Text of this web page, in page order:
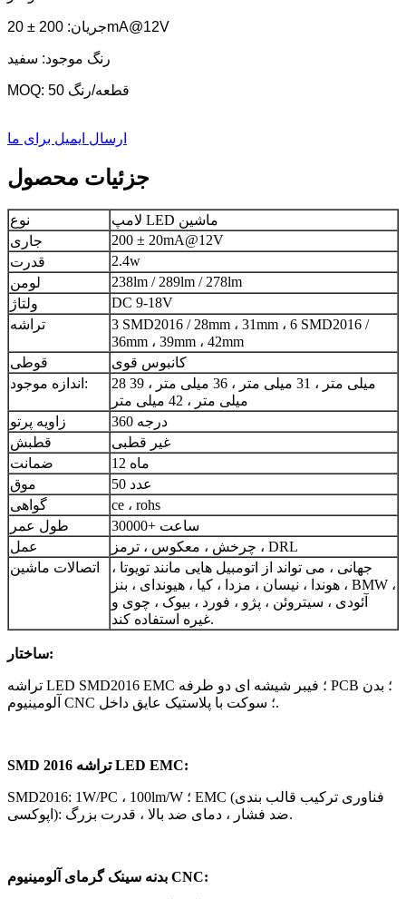
جریان: 200 ± 20mA@12V
رنگ موجود: سفید
MOQ: 50 قطعه/رنگ
ارسال ایمیل برای ما
جزئیات محصول
نوع
لامپ LED ماشین
جاری
200 ± 20mA@12V
قدرت
2.4w
لومن
238lm / 289lm / 278lm
ولتاژ
DC 9-18V
تراشه
3 SMD2016 / 28mm ، 31mm ، 6 SMD2016 /
36mm ، 39mm ، 42mm
قوطی
کانبوس قوی
اندازه موجود:
28 میلی متر ، 31 میلی متر ، 36 میلی متر ، 39
میلی متر ، 42 میلی متر
زاویه پرتو
360 درجه
قطبش
غیر قطبی
ضمانت
12 ماه
موق
50 عدد
گواهی
ce ، rohs
طول عمر
30000+ ساعت
عمل
چرخش ، معکوس ، ترمز ، DRL
اتصالات ماشین
جهانی ، می تواند از اتومبیل هایی مانند تویوتا ،
هوندا ، نیسان ، مزدا ، کیا ، هیوندای ، بنز ، BMW ،
آئودی ، سیتروئن ، پژو ، فورد ، بیوک ، چوی و
غیره استفاده کند.
ساختار:
تراشه LED SMD2016 EMC ؛ فیبر شیشه ای دو طرفه PCB ؛ بدن
آلومینیوم CNC ؛ سوکت با پلاستیک عایق داخل.
SMD 2016 تراشه LED EMC:
SMD2016: 1W/PC ، 100lm/W ؛ EMC (فناوری ترکیب قالب بندی
اپوکسی): ضد فشار ، دمای ضد بالا ، قدرت بزرگ.
بدنه سینک گرمای آلومینیوم CNC: